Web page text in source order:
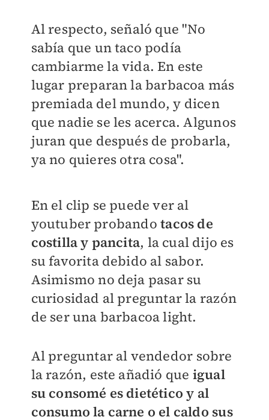
Al respecto, señaló que "No
sabía que un taco podía
cambiarme la vida. En este
lugar preparan la barbacoa más
premiada del mundo, y dicen
que nadie se les acerca. Algunos
juran que después de probarla,
ya no quieres otra cosa".
En el clip se puede ver al
youtuber probando tacos de
costilla y pancita, la cual dijo es
su favorita debido al sabor.
Asimismo no deja pasar su
curiosidad al preguntar la razón
de ser una barbacoa light.
Al preguntar al vendedor sobre
la razón, este añadió que igual
su consomé es dietético y al
consumo la carne o el caldo sus